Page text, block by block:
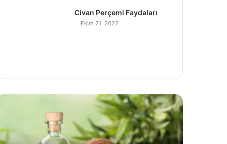
Civan Perçemi Faydaları
Ekim 21, 2022